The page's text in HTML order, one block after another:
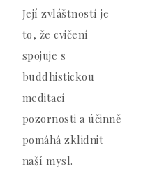
Její zvláštností je
to, že cvičení
spojuje s
buddhistickou
meditací
pozornosti a účinně
pomáhá zklidnit
naší mysl.